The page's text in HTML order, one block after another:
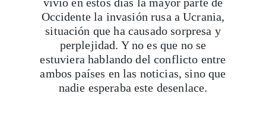
Occidente la invasión rusa a Ucrania,
situación que ha causado sorpresa y
perplejidad. Y no es que no se
estuviera hablando del conflicto entre
ambos países en las noticias, sino que
nadie esperaba este desenlace.